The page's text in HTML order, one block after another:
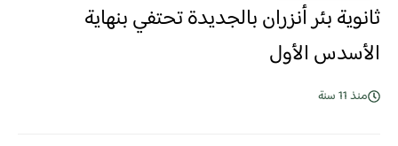
ثانوية بئر أنزران بالجديدة تحتفي بنهاية
الأسدس الأول
منذ 11 سنة